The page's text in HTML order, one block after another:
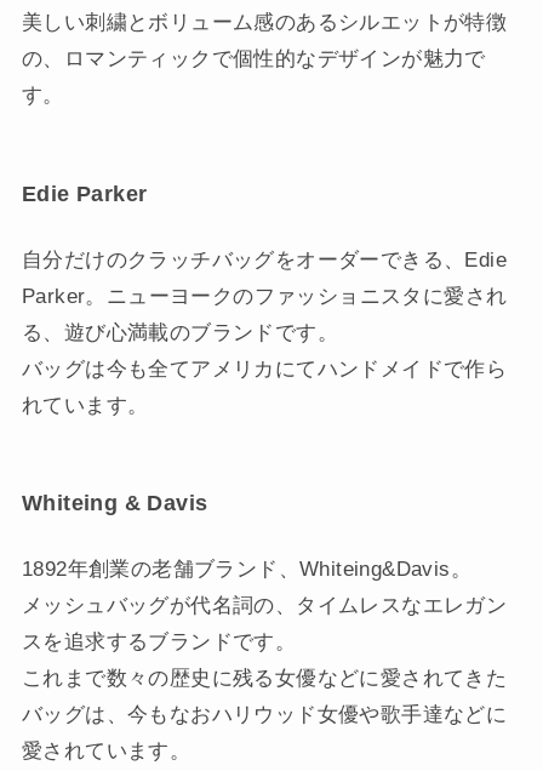
美しい刺繍とボリューム感のあるシルエットが特徴
の、ロマンティックで個性的なデザインが魅力で
す。
Edie Parker
自分だけのクラッチバッグをオーダーできる、Edie
Parker。ニューヨークのファッショニスタに愛され
る、遊び心満載のブランドです。
バッグは今も全てアメリカにてハンドメイドで作ら
れています。
Whiteing & Davis
1892年創業の老舗ブランド、Whiteing&Davis。
メッシュバッグが代名詞の、タイムレスなエレガン
スを追求するブランドです。
これまで数々の歴史に残る女優などに愛されてきた
バッグは、今もなおハリウッド女優や歌手達などに
愛されています。